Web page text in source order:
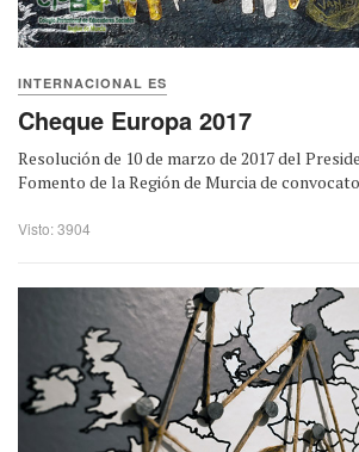
INTERNACIONAL ES
Cheque Europa 2017
Resolución de 10 de marzo de 2017 del
Fomento de la Región de Murcia de
Visto: 3904